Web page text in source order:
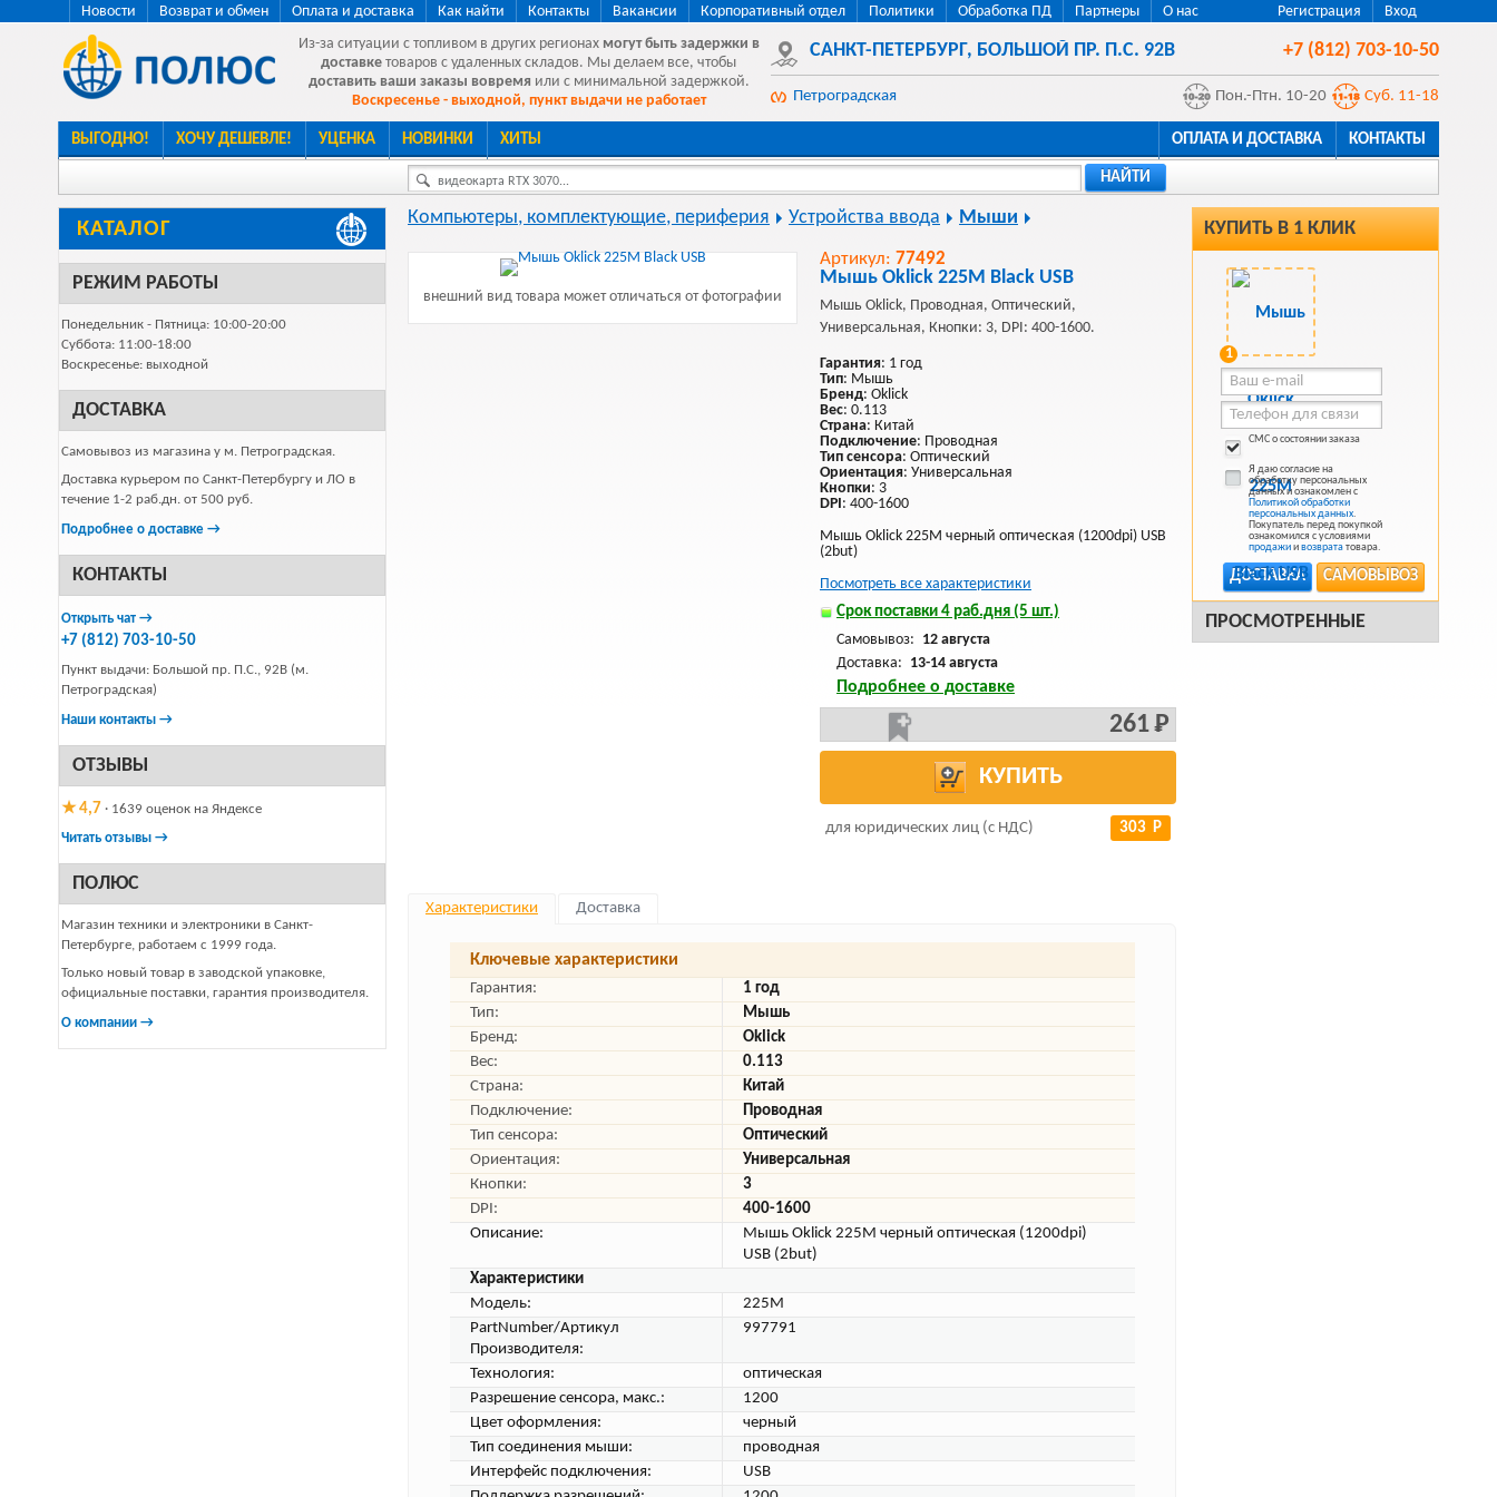
Регистрация Вход
Новости Возврат и обмен Оплата и доставка Как найти Контакты Вакансии Корпоративный отдел Политики Обработка ПД Партнеры
О нас
Из-за ситуации с топливом в других регионах могут быть задержки в
доставке товаров с удаленных складов. Мы делаем все, чтобы
доставить ваши заказы вовремя или с минимальной задержкой.
Воскресенье - выходной, пункт выдачи не работает
САНКТ-ПЕТЕРБУРГ, БОЛЬШОЙ ПР. П.С. 92В +7 (812) 703-10-50
Петроградская Пон.-Птн. 10-20 Суб. 11-18
ВЫГОДНО! ХОЧУ ДЕШЕВЛЕ! УЦЕНКА НОВИНКИ ХИТЫ ОПЛАТА И ДОСТАВКА КОНТАКТЫ
видеокарта RTX 3070... НАЙТИ
КАТАЛОГ
РЕЖИМ РАБОТЫ
Понедельник - Пятница: 10:00-20:00
Суббота: 11:00-18:00
Воскресенье: выходной
ДОСТАВКА
Самовывоз из магазина у м. Петроградская.
Доставка курьером по Санкт-Петербургу и ЛО в
течение 1-2 раб.дн. от 500 руб.
Подробнее о доставке →
КОНТАКТЫ
Открыть чат →
+7 (812) 703-10-50
Пункт выдачи: Большой пр. П.С., 92В (м.
Петроградская)
Наши контакты →
ОТЗЫВЫ
★ 4,7 · 1639 оценок на Яндексе
Читать отзывы →
ПОЛЮС
Магазин техники и электроники в Санкт-
Петербурге, работаем с 1999 года.
Только новый товар в заводской упаковке,
официальные поставки, гарантия производителя.
О компании →
КУПИТЬ В 1 КЛИК
1
СМС о состоянии заказа
Я даю согласие на
обработку персональных
данных и ознакомлен с
Политикой обработки
персональных данных.
Покупатель перед покупкой
ознакомился с условиями
продажиивозврататовара.
САМОВЫВОЗ
ДОСТАВКА
ПРОСМОТРЕННЫЕ
Компьютеры, комплектующие, периферия Устройства ввода Мыши
внешний вид товара может отличаться от фотографии
Артикул: 77492
Мышь Oklick 225M Black USB
Мышь Oklick, Проводная, Оптический,
Универсальная, Кнопки: 3, DPI: 400-1600.
Гарантия: 1 год
Тип: Мышь
Бренд: Oklick
Вес: 0.113
Страна: Китай
Подключение: Проводная
Тип сенсора: Оптический
Ориентация: Универсальная
Кнопки: 3
DPI: 400-1600
Мышь Oklick 225M черный оптическая (1200dpi) USB
(2but)
Посмотреть все характеристики
Срок поставки 4 раб.дня (5 шт.)
Самовывоз: 12 августа
Доставка: 13-14 августа
Подробнее о доставке
261 Р
КУПИТЬ
для юридических лиц (с НДС) 303 Р
Характеристики Доставка
Ключевые характеристики
Гарантия:
1 год
Тип:
Мышь
Бренд:
Oklick
Вес:
0.113
Страна:
Китай
Подключение:
Проводная
Тип сенсора:
Оптический
Ориентация:
Универсальная
Кнопки:
3
DPI:
400-1600
Описание:
Мышь Oklick 225M черный оптическая (1200dpi)
USB (2but)
Характеристики
Модель:
225M
PartNumber/Артикул
Производителя:
997791
Технология:
оптическая
Разрешение сенсора, макс.:
1200
Цвет оформления:
черный
Тип соединения мыши:
проводная
Интерфейс подключения:
USB